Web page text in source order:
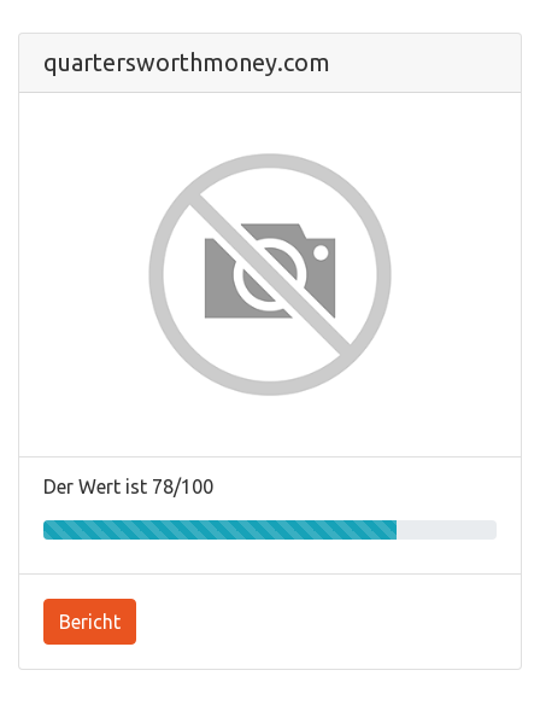
quartersworthmoney.com
Der Wert ist 78/100
Bericht